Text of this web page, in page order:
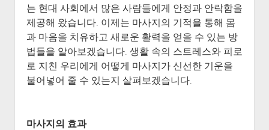
는 현대 사회에서 많은 사람들에게 안정과 안락함을
제공해 왔습니다. 이제는 마사지의 기적을 통해 몸
과 마음을 치유하고 새로운 활력을 얻을 수 있는 방
법들을 알아보겠습니다. 생활 속의 스트레스와 피로
로 지친 우리에게 어떻게 마사지가 신선한 기운을
불어넣어 줄 수 있는지 살펴보겠습니다.
마사지의 효과